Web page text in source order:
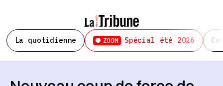
La quotidienne ZOOM Spécial été 2026